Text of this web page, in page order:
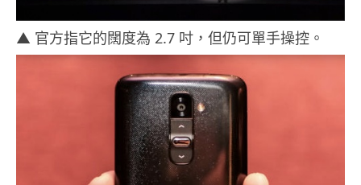
▲ 官方指它的闊度為 2.7 吋，但仍可單手操控。